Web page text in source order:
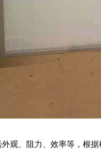
观、阻力、效率等，根据